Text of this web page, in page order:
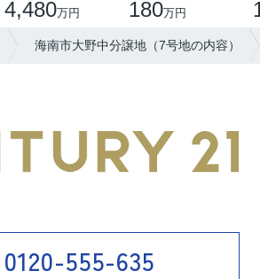
4,480万円 180万円
海南市大野中分譲地（7号地の内容）
0120-555-635